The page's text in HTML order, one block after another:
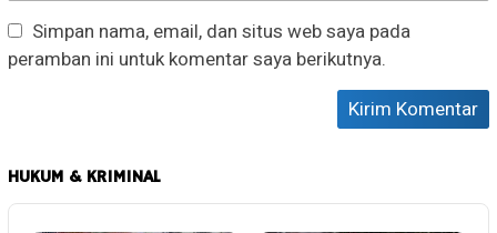
Simpan nama, email, dan situs web saya pada
peramban ini untuk komentar saya berikutnya.
HUKUM & KRIMINAL